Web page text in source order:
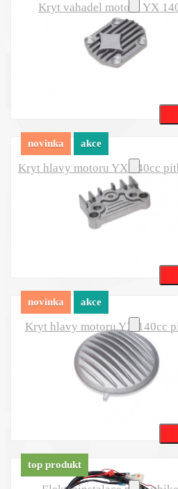
Kryt vahadel motoru YX
Kryt hlavy motoru YX 140cc
novinka akce
Kryt hlavy motoru YX 140cc
novinka akce
top produkt